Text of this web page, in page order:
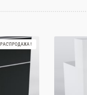
РАСПРОДАЖА!